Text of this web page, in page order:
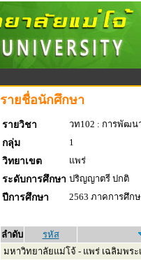
รายชื่อนักศึกษา
รายวิชา
วท102 : การพัฒน
กลุ่ม
1
วิทยาเขต
แพร่
ระดับการศึกษา ปริญญาตรี ปกติ
ปีการศึกษา
2563 ภาคการศึก
ลำดับ
รหัส
มหาวิทยาลัยแม่โจ้ - แพร่ เฉลิมพระ